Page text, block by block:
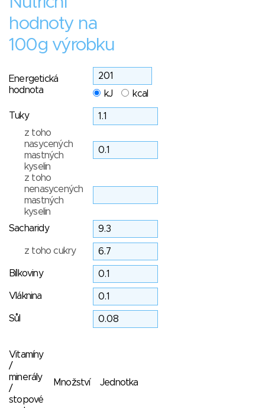
hodnoty na
100g výrobku
Energetická
hodnota
kJ kcal
Tuky
z toho
nasycených
mastných
kyselin
z toho
nenasycených
mastných
kyselin
Sacharidy
z toho cukry
Bílkoviny
Vláknina
Sůl
Vitamíny
/
minerály
/
stopové
Množství Jednotka